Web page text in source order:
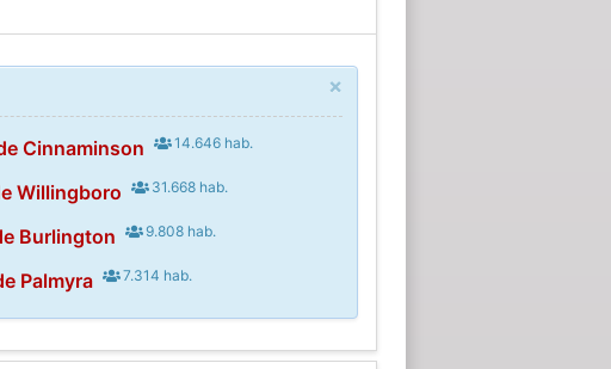
×
Cinnaminson 14.646 hab.
Willingboro 31.668 hab.
Burlington 9.808 hab.
Palmyra 7.314 hab.